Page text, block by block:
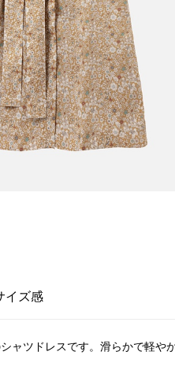
イズ感
ャツドレスです。滑らかで軽